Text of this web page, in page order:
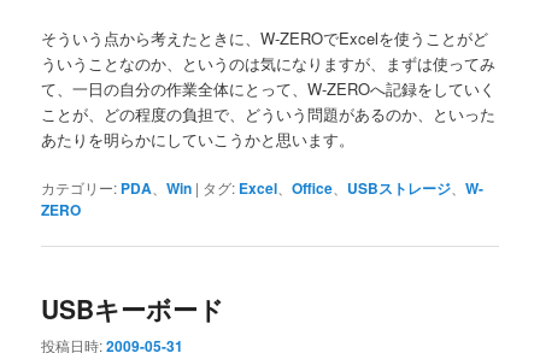
そういう点から考えたときに、W-ZEROでExcelを使うことがど
ういうことなのか、というのは気になりますが、まずは使ってみ
て、一日の自分の作業全体にとって、W-ZEROへ記録をしていく
ことが、どの程度の負担で、どういう問題があるのか、といった
あたりを明らかにしていこうかと思います。
カテゴリー: PDA 、Win | タグ: Excel 、Office USBストレージ 、W-
ZERO
USBキーボード
投稿日時:2009-05-31